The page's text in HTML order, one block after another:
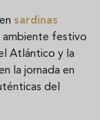
sardinas
ambiente festivo
Atlántico y la
la jornada en
del